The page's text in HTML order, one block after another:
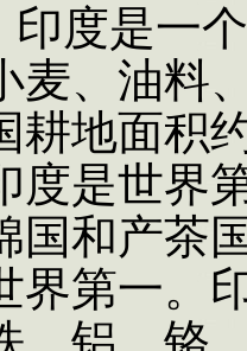
印度是一
麦、油料
耕地面积
度是世界
国和产茶
界第一。